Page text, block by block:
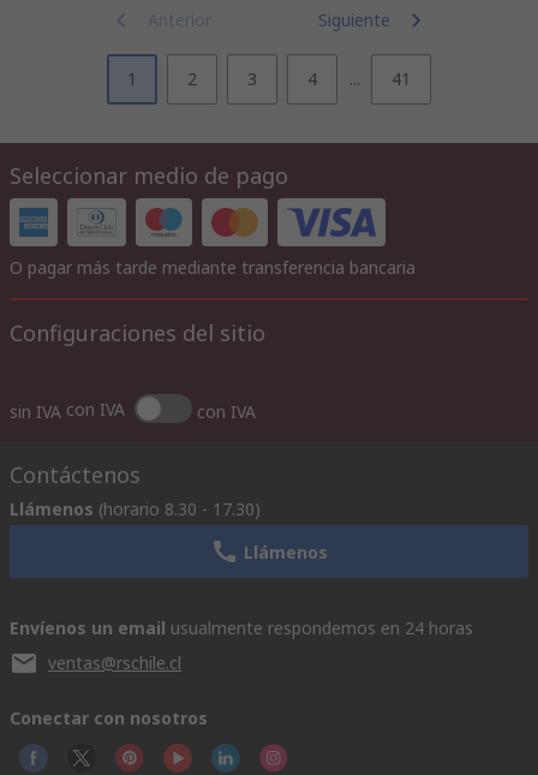
Anterior Siguiente
1 2 3 4 ... 41
Seleccionar medio de pago
O pagar más tarde mediante transferencia bancaria
Configuraciones del sitio
sin IVA con IVA con IVA
Contáctenos
Llámenos (horario 8.30 - 17.30)
Llámenos
Envíenos un email usualmente respondemos en 24 horas
ventas@rschile.cl
Conectar con nosotros